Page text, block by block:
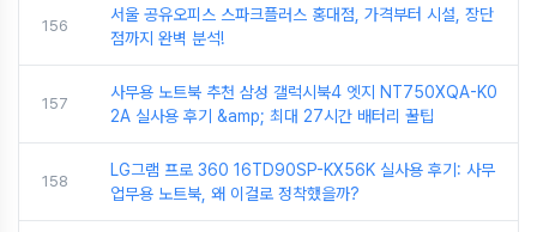
156
서울 공유오피스 스파크플러스 홍대점, 가격부터 시설, 장단
점까지 완벽 분석!
157
사무용 노트북 추천 삼성 갤럭시북4 엣지 NT750XQA-K0
2A 실사용 후기 &amp; 최대 27시간 배터리 꿀팁
158
LG그램 프로 360 16TD90SP-KX56K 실사용 후기: 사무
업무용 노트북, 왜 이걸로 정착했을까?